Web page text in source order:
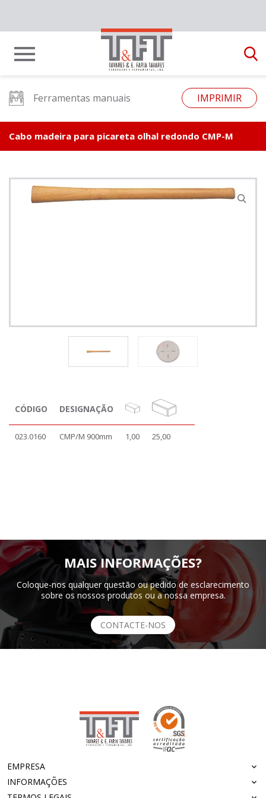
Ferramentas manuais IMPRIMIR
Cabo madeira para picareta olhal redondo CMP-M
CÓDIGO DESIGNAÇÃO
023.0160 CMP/M 900mm 1,00 25,00
MAIS INFORMAÇÕES?
Coloque-nos qualquer questão ou pedido de esclarecimento
sobre os nossos produtos ou a nossa empresa.
CONTACTE-NOS
EMPRESA
INFORMAÇÕES